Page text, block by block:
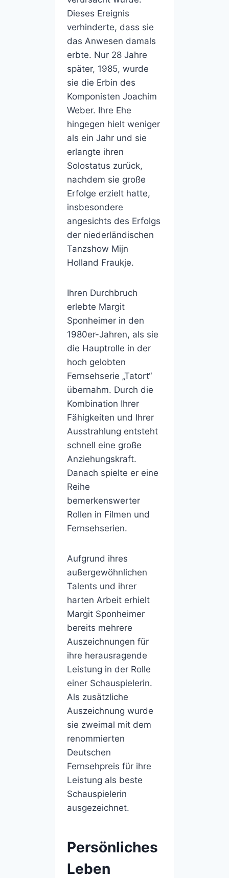
Dieses Ereignis
verhinderte, dass sie
das Anwesen damals
erbte. Nur 28 Jahre
später, 1985, wurde
sie die Erbin des
Komponisten Joachim
Weber. Ihre Ehe
hingegen hielt weniger
als ein Jahr und sie
erlangte ihren
Solostatus zurück,
nachdem sie große
Erfolge erzielt hatte,
insbesondere
angesichts des Erfolgs
der niederländischen
Tanzshow Mijn
Holland Fraukje.
Ihren Durchbruch
erlebte Margit
Sponheimer in den
1980er-Jahren, als sie
die Hauptrolle in der
hoch gelobten
Fernsehserie „Tatort“
übernahm. Durch die
Kombination Ihrer
Fähigkeiten und Ihrer
Ausstrahlung entsteht
schnell eine große
Anziehungskraft.
Danach spielte er eine
Reihe
bemerkenswerter
Rollen in Filmen und
Fernsehserien.
Aufgrund ihres
außergewöhnlichen
Talents und ihrer
harten Arbeit erhielt
Margit Sponheimer
bereits mehrere
Auszeichnungen für
ihre herausragende
Leistung in der Rolle
einer Schauspielerin.
Als zusätzliche
Auszeichnung wurde
sie zweimal mit dem
renommierten
Deutschen
Fernsehpreis für ihre
Leistung als beste
Schauspielerin
ausgezeichnet.
Persönliches
Leben